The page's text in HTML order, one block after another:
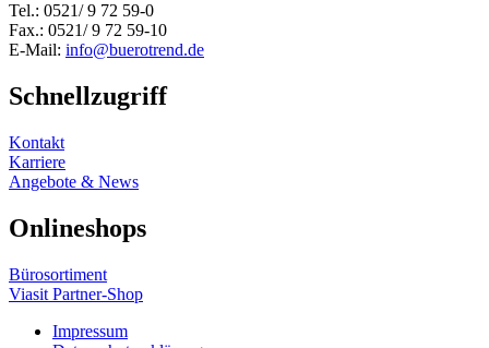
Tel.: 0521/ 9 72 59-0
Fax.: 0521/ 9 72 59-10
E-Mail: info@buerotrend.de
Schnellzugriff
Kontakt
Karriere
Angebote & News
Onlineshops
Bürosortiment
Viasit Partner-Shop
Impressum